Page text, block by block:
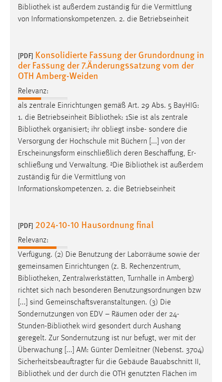
Bibliothek ist außerdem zuständig für die Vermittlung
von Informationskompetenzen. 2. die Betriebseinheit
[PDF] Konsolidierte Fassung der Grundordnung in
der Fassung der 7.Änderungssatzung vom der
OTH Amberg-Weiden
Relevanz:
als zentrale Einrichtungen gemäß Art. 29 Abs. 5 BayHIG:
1. die Betriebseinheit Bibliothek: 1Sie ist als zentrale
Bibliothek organisiert; ihr obliegt insbe- sondere die
Versorgung der Hochschule mit Büchern [...] von der
Erscheinungsform einschließlich deren Beschaffung, Er-
schließung und Verwaltung. ²Die Bibliothek ist außerdem
zuständig für die Vermittlung von
Informationskompetenzen. 2. die Betriebseinheit
[PDF] 2024-10-10 Hausordnung final
Relevanz:
Verfügung. (2) Die Benutzung der Laborräume sowie der
gemeinsamen Einrichtungen (z. B. Rechenzentrum,
Bibliotheken, Zentralwerkstätten, Turnhalle in Amberg)
richtet sich nach besonderen Benutzungsordnungen bzw
[...] sind Gemeinschaftsveranstaltungen. (3) Die
Sondernutzungen von EDV – Räumen oder der 24-
Stunden-Bibliothek wird gesondert durch Aushang
geregelt. Zur Sondernutzung ist nur befugt, wer mit der
Überwachung [...] AM: Günter Demleitner (Nebenst. 3704)
Sicherheitsbeauftragter für die Gebäude Bauabschnitt II,
Bibliothek und der durch die OTH genutzten Flächen im